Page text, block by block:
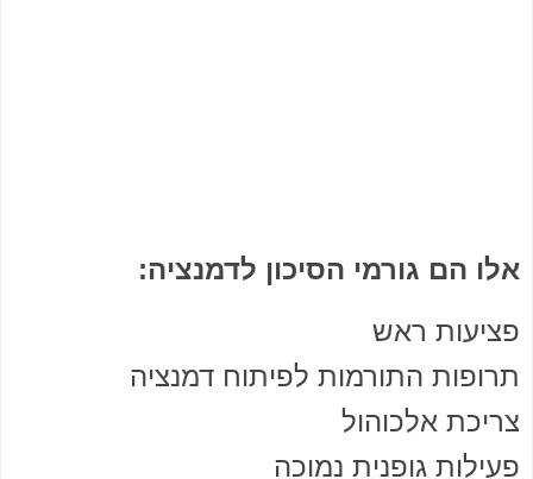
אלו הם גורמי הסיכון לדמנציה:
פציעות ראש
תרופות התורמות לפיתוח דמנציה
צריכת אלכוהול
פעילות גופנית נמוכה